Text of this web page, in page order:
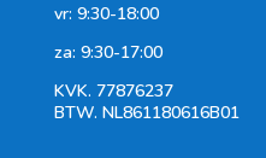
vr: 9:30-18:00
za: 9:30-17:00
KVK. 77876237
BTW. NL861180616B01